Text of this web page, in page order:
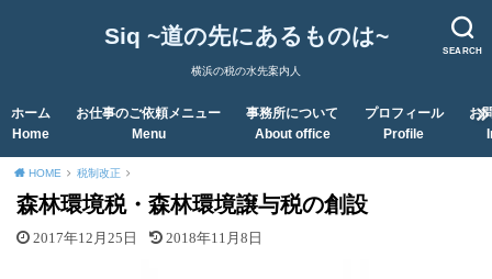
SEARCH
Siq ~道の先にあるものは~
横浜の税の水先案内人
ホーム
Home
お仕事のご依頼メニュー
Menu
事務所について
About office
プロフィール
Profile
お
HOME 税制改正
森林環境税・森林環境譲与税の創設
2017年12月25日 2018年11月8日